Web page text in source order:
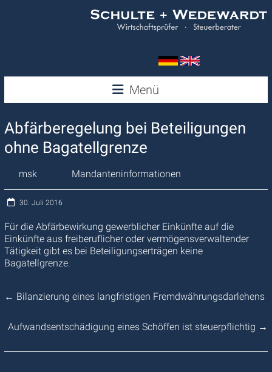
Wedewardt
&
Schulte
Menü
Abfärberegelung bei Beteiligungen
ohne Bagatellgrenze
msk Mandanteninformationen
30. Juli 2016
Für die Abfärbewirkung gewerblicher Einkünfte auf die
Einkünfte aus freiberuflicher oder vermögensverwaltender
Tätigkeit gibt es bei Beteiligungserträgen keine
Bagatellgrenze.
← Bilanzierung eines langfristigen Fremdwährungsdarlehens
Aufwandsentschädigung eines Schöffen ist steuerpflichtig →